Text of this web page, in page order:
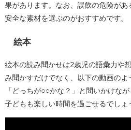
果があります。なお、誤飲の危険が
安全な素材を選ぶのがおすすめです。
絵本
絵本の読み聞かせは2歳児の語彙力や
み聞かすだけでなく、以下の動画のよ
「どっちが○○かな？」と問いかけな
子どもも楽しい時間を過ごせるでしょ